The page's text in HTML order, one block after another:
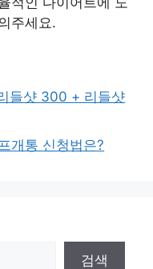
주세요.
들샷 300 + 리들샷
개통 신청법은?
검색